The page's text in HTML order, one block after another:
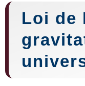
Loi de